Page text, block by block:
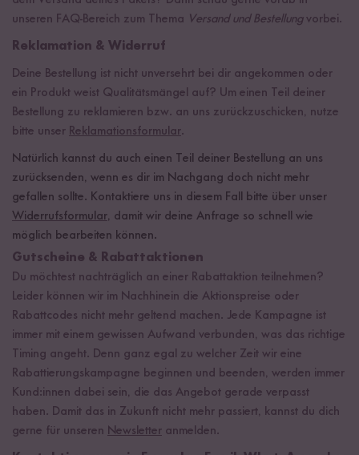
unseren FAQ-Bereich zum Thema Versand und Bestellungvorbei.
Reklamation & Widerruf
Deine Bestellung ist nicht unversehrt bei dir angekommen oder
ein Produkt weist Qualitätsmängel auf? Um einen Teil deiner
Bestellung zu reklamieren bzw. an uns zurückzuschicken, nutze
bitte unser Reklamationsformular.
Natürlich kannst du auch einen Teil deiner Bestellung an uns
zurücksenden, wenn es dir im Nachgang doch nicht mehr
gefallen sollte. Kontaktiere uns in diesem Fall bitte über unser
Widerrufsformular, damit wir deine Anfrage so schnell wie
möglich bearbeiten können.
Gutscheine & Rabattaktionen
Du möchtest nachträglich an einer Rabattaktion teilnehmen?
Leider können wir im Nachhinein die Aktionspreise oder
Rabattcodes nicht mehr geltend machen. Jede Kampagne ist
immer mit einem gewissen Aufwand verbunden, was das richtige
Timing angeht. Denn ganz egal zu welcher Zeit wir eine
Rabattierungskampagne beginnen und beenden, werden immer
Kund:innen dabei sein, die das Angebot gerade verpasst
haben. Damit das in Zukunft nicht mehr passiert, kannst du dich
gerne für unseren Newsletter anmelden.